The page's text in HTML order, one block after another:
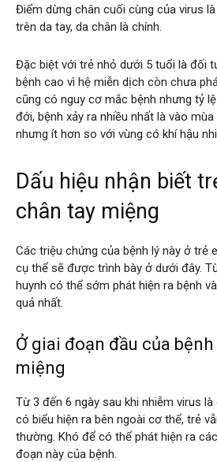
Điểm dừng chân cuối cùng của virus
trên da tay, da chân là chính.
Đặc biệt với trẻ nhỏ dưới 5 tuổi là đối
bệnh cao vì hệ miễn dịch còn chưa
cũng có nguy cơ mắc bệnh nhưng tỷ
đới, bệnh xảy ra nhiều nhất là vào
nhưng ít hơn so với vùng có khí hậu
Dấu hiệu nhận biết
chân tay miệng
Các triệu chứng của bệnh lý này ở trẻ
cụ thể sẽ được trình bày ở dưới đây.
huynh có thể sớm phát hiện ra bệnh
quả nhất.
Ở giai đoạn đầu của
miệng
Từ 3 đến 6 ngày sau khi nhiễm virus
có biểu hiện ra bên ngoài cơ thể, trẻ
thường. Khó để có thể phát hiện ra
đoạn này của bệnh.